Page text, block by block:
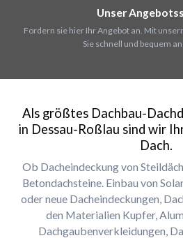
Unser
Fordern sie hier Ihr Angebot an. Mit
Sie schnell und bequem
Als größtes Dachbau-
in Dessau-Roßlau sind wir
Dach.
Ob Dacheindeckung von
Betondachsteine. Einbau von
oder neue Dacheindeckungen,
den Materialien Kupfer,
Dachgaubenverkleidungen,